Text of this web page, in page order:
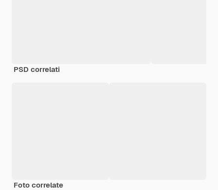
PSD correlati
Foto correlate